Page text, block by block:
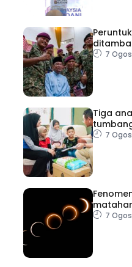
7
Tiga
7
Ogos
7